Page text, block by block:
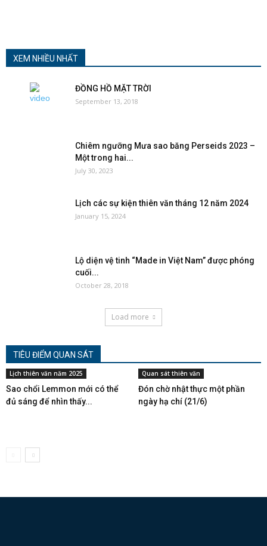
XEM NHIỀU NHẤT
ĐỒNG HỒ MẶT TRỜI
September 13, 2018
Chiêm ngưỡng Mưa sao băng Perseids 2023 –
Một trong hai...
July 30, 2023
Lịch các sự kiện thiên văn tháng 12 năm 2024
January 15, 2024
Lộ diện vệ tinh “Made in Việt Nam” được phóng
cuối...
October 28, 2018
Load more
TIÊU ĐIỂM QUAN SÁT
Lịch thiên văn năm 2025
Sao chổi Lemmon mới có thể
đủ sáng để nhìn thấy...
Quan sát thiên văn
Đón chờ nhật thực một phần
ngày hạ chí (21/6)